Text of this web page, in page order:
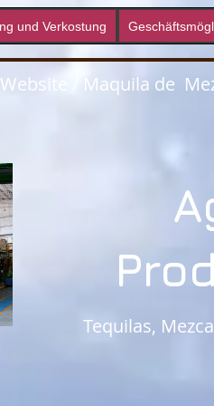
und Verkostung
/ Maquila de
Tequilas,